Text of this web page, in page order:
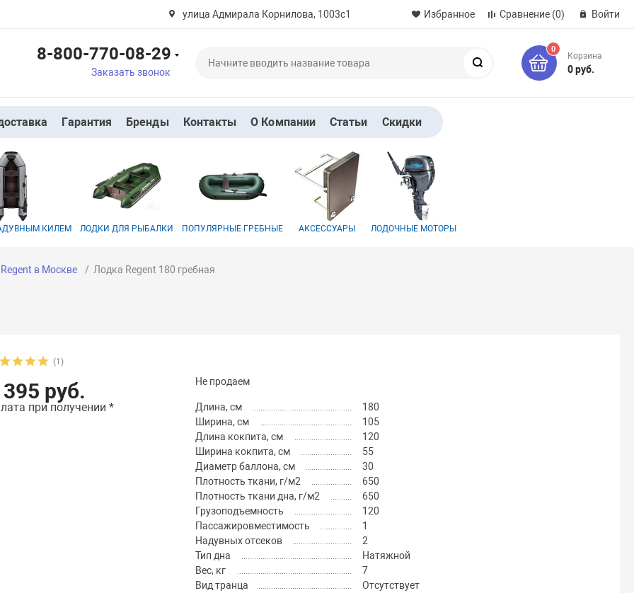
улица Адмирала Корнилова, 1003с1 Избранное Сравнение (0) Войти
8-800-770-08-29
Заказать звонок
0
Корзина
0 руб.
Гарантия Бренды Контакты О Компании Статьи Скидки
КИЛЕМ ЛОДКИ ДЛЯ РЫБАЛКИ ПОПУЛЯРНЫЕ ГРЕБНЫЕ АКСЕССУАРЫ ЛОДОЧНЫЕ МОТОРЫ
в Москве Лодка Regent 180 гребная
(1)
руб.
при получении *
Не продаем
Длина, см
180
Ширина, см
105
Длина кокпита, см
120
Ширина кокпита, см
55
Диаметр баллона, см
30
Плотность ткани, г/м2
650
Плотность ткани дна, г/м2
650
Грузоподъемность
120
Пассажировместимость
1
Надувных отсеков
2
Тип дна
Натяжной
Вес, кг
7
Вид транца
Отсутствует